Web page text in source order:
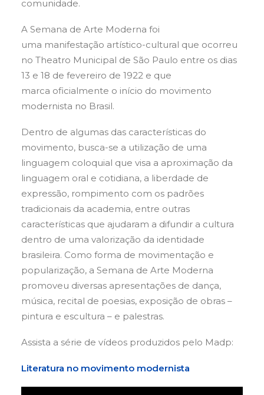
comunidade.
A Semana de Arte Moderna foi
uma manifestação artístico-cultural que ocorreu
no Theatro Municipal de São Paulo entre os dias
13 e 18 de fevereiro de 1922 e que
marca oficialmente o início do movimento
modernista no Brasil.
Dentro de algumas das características do
movimento, busca-se a utilização de uma
linguagem coloquial que visa a aproximação da
linguagem oral e cotidiana, a liberdade de
expressão, rompimento com os padrões
tradicionais da academia, entre outras
características que ajudaram a difundir a cultura
dentro de uma valorização da identidade
brasileira. Como forma de movimentação e
popularização, a Semana de Arte Moderna
promoveu diversas apresentações de dança,
música, recital de poesias, exposição de obras –
pintura e escultura – e palestras.
Assista a série de vídeos produzidos pelo Madp:
Literatura no movimento modernista